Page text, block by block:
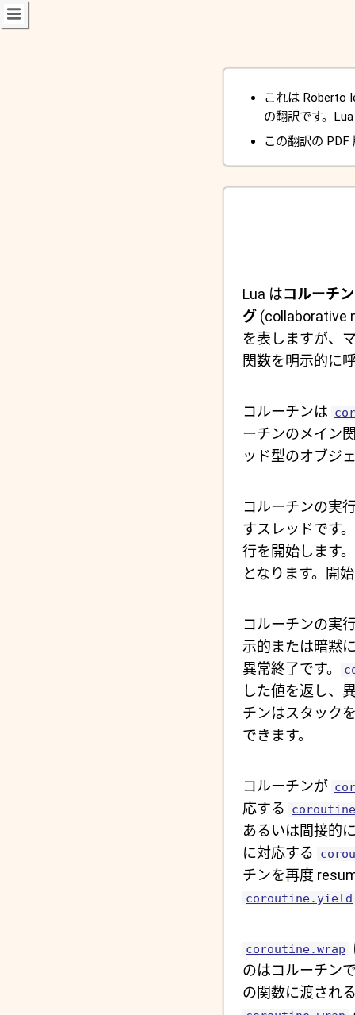
これは Roberto
の翻訳です。
この翻訳の PDF
Lua はコルーチン
グ(collaborative
を表しますが、
関数を明示的に
コルーチンは
ーチンのメイン
ッド型のオブジ
コルーチンの実
すスレッドです
行を開始します。
となります。開
コルーチンの実
示的または暗黙
異常終了です。
した値を返し、
チンはスタック
できます。
コルーチンが
応する
あるいは間接的
に対応する
チンを再度
coroutine.yield
coroutine.wrap
のはコルーチン
の関数に渡され